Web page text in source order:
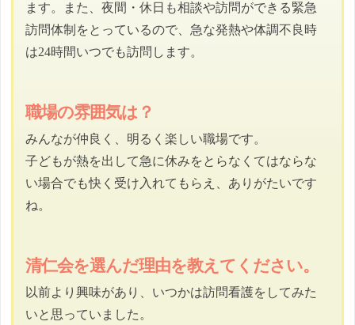
ます。また、夜間・休日も相談や訪問ができる緊急
訪問体制をとっているので、急な発熱や体調不良時
は24時間いつでも訪問します。
職場の雰囲気は？
みんなが仲良く、明るく楽しい職場です。
子どもが熱を出して急に休みをとらなくてはならな
い場合でも快く受け入れてもらえ、ありがたいです
ね。
清仁会を選んだ理由を教えてください。
以前より興味があり、いつかは訪問看護をしてみた
いと思っていました。